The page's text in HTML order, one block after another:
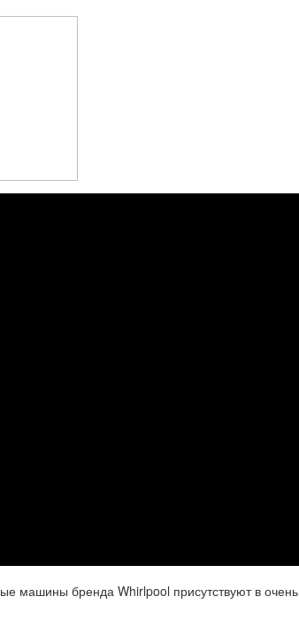
машины бренда Whirlpool присутствуют в очень